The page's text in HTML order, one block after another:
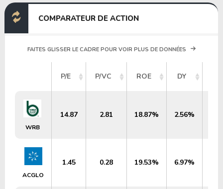
COMPARATEUR DE ACTION
FAITES GLISSER LE CADRE POUR VOIR PLUS DE DONNÉES
P/E P/VC ROE DY
WRB
14.87 2.81 18.87% 2.56%
ACGLO
1.45 0.28 19.53% 6.97%